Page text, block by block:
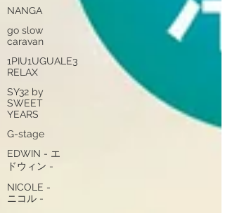
NANGA
go slow
caravan
1PIU1UGUALE3
RELAX
SY32 by
SWEET
YEARS
G-stage
EDWIN - エ
ドウィン -
NICOLE -
ニコル -